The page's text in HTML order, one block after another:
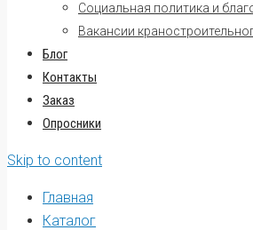
Социальная политика и
Вакансии
Блог
Контакты
Заказ
Опросники
Skip to content
Главная
Каталог